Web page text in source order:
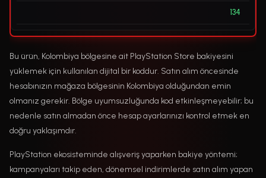
134
Bu ürün, Kolombiya bölgesine ait PlayStation Store bakiyesini
yüklemek için kullanılan dijital bir koddur. Satın alım öncesinde
hesabınızın mağaza bölgesinin Kolombiya olduğundan emin
olmanız gerekir. Bölge uyumsuzluğunda kod etkinleşmeyebilir; bu
nedenle satın almadan önce hesap ayarlarınızı kontrol etmek en
doğru yaklaşımdır.
PlayStation ekosisteminde alışveriş yaparken bakiye yöntemi;
kampanyaları takip eden, dönemsel indirimlerde satın alım yapan